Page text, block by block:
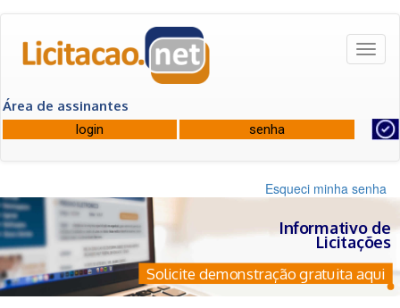
Área de assinantes
Esqueci minha senha
Informativo de
Licitações
Solicite demonstração gratuita aqui